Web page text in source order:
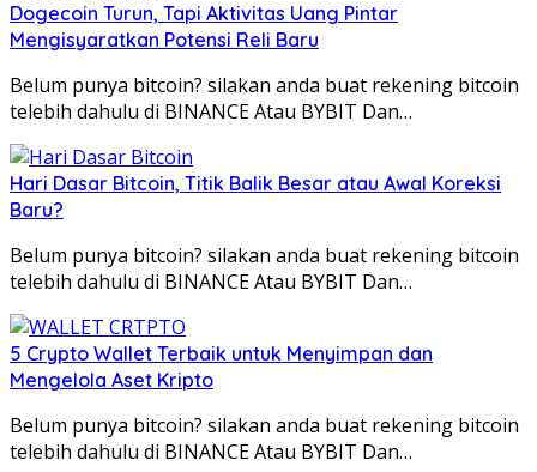
Dogecoin Turun, Tapi Aktivitas Uang Pintar
Mengisyaratkan Potensi Reli Baru
Belum punya bitcoin? silakan anda buat rekening bitcoin
telebih dahulu di BINANCE Atau BYBIT Dan…
Hari Dasar Bitcoin, Titik Balik Besar atau Awal Koreksi
Baru?
Belum punya bitcoin? silakan anda buat rekening bitcoin
telebih dahulu di BINANCE Atau BYBIT Dan…
5 Crypto Wallet Terbaik untuk Menyimpan dan
Mengelola Aset Kripto
Belum punya bitcoin? silakan anda buat rekening bitcoin
telebih dahulu di BINANCE Atau BYBIT Dan…